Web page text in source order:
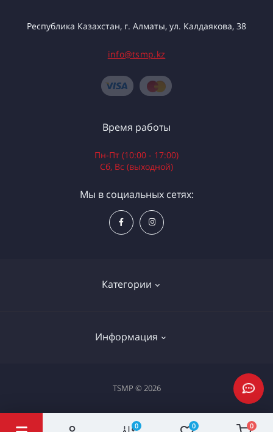
0 0 0
Республика Казахстан, г. Алматы, ул. Калдаякова, 38
info@tsmp.kz
Категории
Электроинструменты
Информация
Доставка и оплата
Политика конфиденциальности
Время работы
Пн-Пт (10:00 - 17:00)
Сб, Вс (выходной)
Мы в социальных сетях:
TSMP © 2026